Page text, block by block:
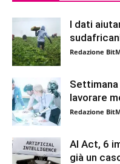
I dati
Redazione
lavorare
Redazione
AI Act, 6
già un